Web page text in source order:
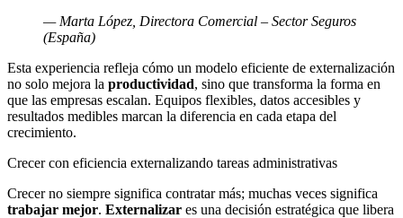
— Marta López, Directora Comercial – Sector Seguros
(España)
Esta experiencia refleja cómo un modelo eficiente de externalización
no solo mejora la productividad, sino que transforma la forma en
que las empresas escalan. Equipos flexibles, datos accesibles y
resultados medibles marcan la diferencia en cada etapa del
crecimiento.
Crecer con eficiencia externalizando tareas administrativas
Crecer no siempre significa contratar más; muchas veces significa
trabajar mejor. Externalizar es una decisión estratégica que libera